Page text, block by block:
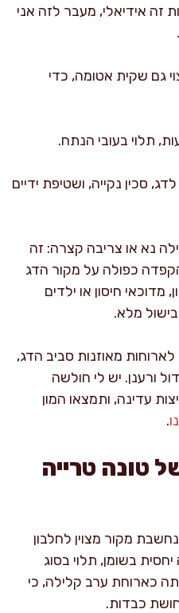
במקרר: עד 24 שעות זה אידיאלי, מעבר לזה אני
גם שקית אטומה, כדי
סכין נקייה, ושטיפת ידיים
נא או צריבה קצרה: זה
כפולה על מקור הדג
מדוכאי חיסון או ילדים
בישול מלא.
מאוזנות סביב הדג,
ורענן. יש לי חולשה
עדינה, ותמצאו המון
.
טונה טרייה
מקור מצוין לחלבון
בשומן, תלוי בסוג
כארוחת ערב קלילה, כי
כבדות.